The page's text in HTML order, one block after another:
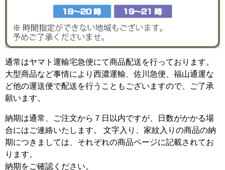
通常はヤマト運輸宅急便にて商品配送を行っております。
大型商品など事情により西濃運輸、佐川急便、福山通運な
ど他の運送便で配送を行うこともございますので、ご了承
願います。
納期は通常、ご注文から７日以内ですが、日数がかかる場
合にはご連絡いたします。 文字入り、家紋入りの商品の納
期につきましては、それぞれの商品ページに記載されてお
ります。
納期をご確認ください。